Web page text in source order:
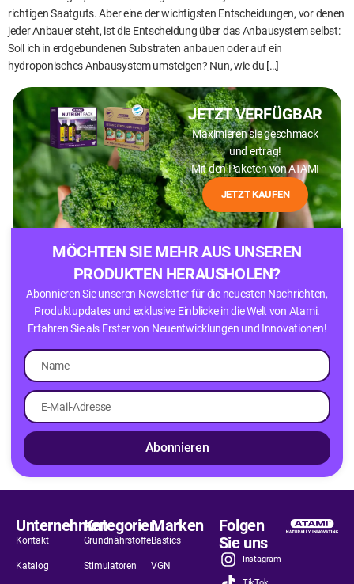
richtigen Saatguts. Aber eine der wichtigsten Entscheidungen, vor denen
jeder Anbauer steht, ist die Entscheidung über das Anbausystem selbst:
Soll ich in erdgebundenen Substraten anbauen oder auf ein
hydroponisches Anbausystem umsteigen? Nun, wie du […]
JETZT VERFÜGBAR
Maximieren sie geschmack
und ertrag!
Mit den Paketen von ATAMI
JETZT KAUFEN
MÖCHTEN SIE MEHR AUS UNSEREN
PRODUKTEN HERAUSHOLEN?
Abonnieren Sie unseren Newsletter für die neuesten Nachrichten,
Produktupdates und exklusive Einblicke in die Welt von Atami.
Erfahren Sie als Erster von Neuentwicklungen und Innovationen!
Abonnieren
Unternehmen
Kontakt
Katalog
Kategorien
Grundnährstoffe
Stimulatoren
Marken
Bastics
VGN
Folgen
Sie uns
Instagram